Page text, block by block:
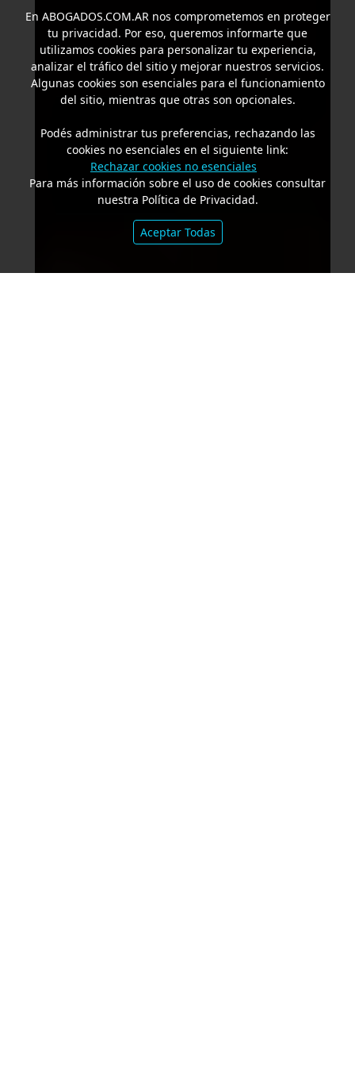
En ABOGADOS.COM.ARnos comprometemos en proteger
tu privacidad. Por eso, queremos informarte que
utilizamos cookies para personalizar tu experiencia,
analizar el tráfico del sitio y mejorar nuestros servicios.
Algunas cookies son esenciales para el funcionamiento
del sitio, mientras que otras son opcionales.
Podés administrar tus preferencias, rechazando las
cookies no esenciales en el siguiente link:
Rechazar cookies no esenciales
Para más información sobre el uso de cookies consultar
nuestra Política de Privacidad.
Aceptar Todas